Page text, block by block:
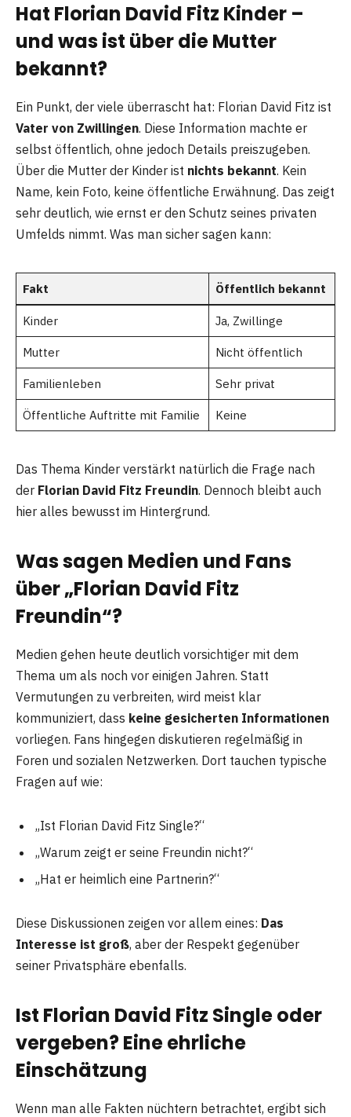
Hat Florian David Fitz Kinder –
und was ist über die Mutter
bekannt?
Ein Punkt, der viele überrascht hat: Florian David Fitz ist
Vater von Zwillingen. Diese Information machte er
selbst öffentlich, ohne jedoch Details preiszugeben.
Über die Mutter der Kinder ist nichts bekannt. Kein
Name, kein Foto, keine öffentliche Erwähnung. Das zeigt
sehr deutlich, wie ernst er den Schutz seines privaten
Umfelds nimmt. Was man sicher sagen kann:
Fakt Öffentlich bekannt
Kinder Ja, Zwillinge
Mutter Nicht öffentlich
Familienleben Sehr privat
Öffentliche Auftritte mit Familie Keine
Das Thema Kinder verstärkt natürlich die Frage nach
der Florian David Fitz Freundin. Dennoch bleibt auch
hier alles bewusst im Hintergrund.
Was sagen Medien und Fans
über „Florian David Fitz
Freundin“?
Medien gehen heute deutlich vorsichtiger mit dem
Thema um als noch vor einigen Jahren. Statt
Vermutungen zu verbreiten, wird meist klar
kommuniziert, dass keine gesicherten Informationen
vorliegen. Fans hingegen diskutieren regelmäßig in
Foren und sozialen Netzwerken. Dort tauchen typische
Fragen auf wie:
„Ist Florian David Fitz Single?“
„Warum zeigt er seine Freundin nicht?“
„Hat er heimlich eine Partnerin?“
Diese Diskussionen zeigen vor allem eines: Das
Interesse ist groß, aber der Respekt gegenüber
seiner Privatsphäre ebenfalls.
Ist Florian David Fitz Single oder
vergeben? Eine ehrliche
Einschätzung
Wenn man alle Fakten nüchtern betrachtet, ergibt sich